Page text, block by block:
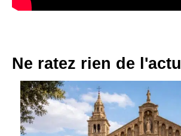
Ne ratez rien de l'actu